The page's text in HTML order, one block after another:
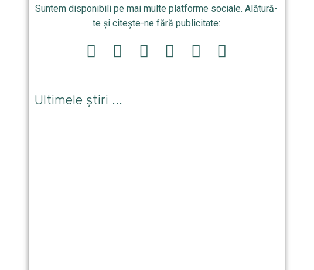
Suntem disponibili pe mai multe platforme sociale. Alătură-
te și citește-ne fără publicitate:
Ultimele știri ...